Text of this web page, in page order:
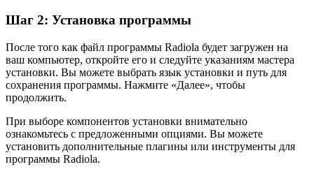
Шаг 2: Установка программы
После того как файл программы Radiola будет загружен на
ваш компьютер, откройте его и следуйте указаниям мастера
установки. Вы можете выбрать язык установки и путь для
сохранения программы. Нажмите «Далее», чтобы
продолжить.
При выборе компонентов установки внимательно
ознакомьтесь с предложенными опциями. Вы можете
установить дополнительные плагины или инструменты для
программы Radiola.